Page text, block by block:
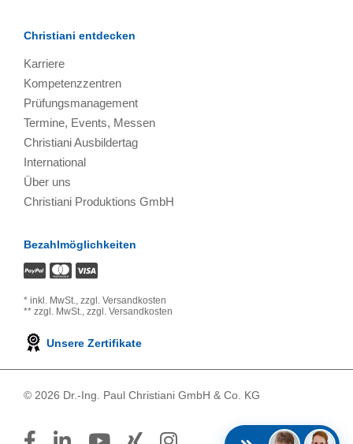
Christiani entdecken
Karriere
Kompetenzzentren
Prüfungsmanagement
Termine, Events, Messen
Christiani Ausbildertag
International
Über uns
Christiani Produktions GmbH
Bezahlmöglichkeiten
* inkl. MwSt., zzgl. Versandkosten
** zzgl. MwSt., zzgl. Versandkosten
Unsere Zertifikate
© 2026 Dr.-Ing. Paul Christiani GmbH & Co. KG